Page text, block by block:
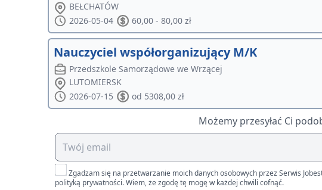
BEŁCHATÓW
2026-05-04
60,00 - 80,00 zł
Nauczyciel współorganizujący M/K
Przedszkole Samorządowe we Wrzącej
LUTOMIERSK
2026-07-15
od 5308,00 zł
Możemy przesyłać Ci
Zgadzam się na przetwarzanie moich danych osobowych przez Serwis
polityką prywatności. Wiem, że zgodę tę mogę w każdej chwili cofnąć.